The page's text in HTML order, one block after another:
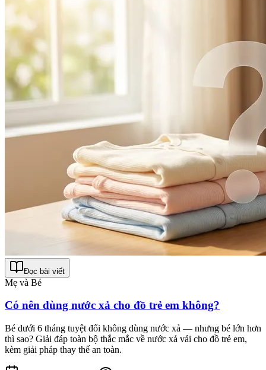
Đọc bài viết
Mẹ và Bé
Có nên dùng nước xả cho đồ trẻ em không?
Bé dưới 6 tháng tuyệt đối không dùng nước xả — nhưng bé lớn hơn
thì sao? Giải đáp toàn bộ thắc mắc về nước xả vải cho đồ trẻ em,
kèm giải pháp thay thế an toàn.